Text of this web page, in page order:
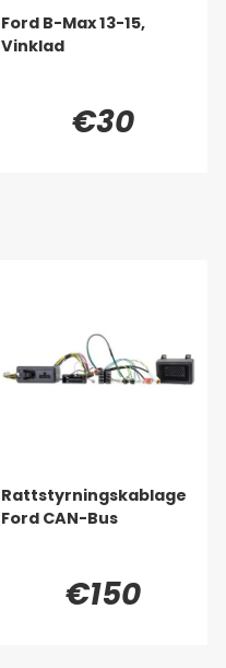
Ford B-Max 13-15,
Vinklad
€30
Rattstyrningskablage
Ford CAN-Bus
€150